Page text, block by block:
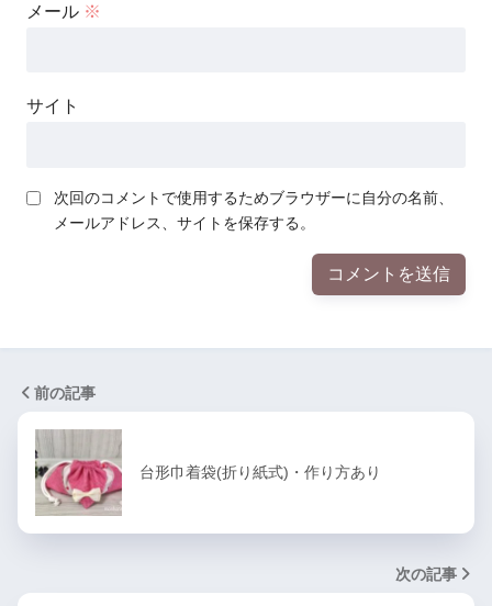
メール ※
サイト
次回のコメントで使用するためブラウザーに自分の名前、
メールアドレス、サイトを保存する。
前の記事
台形巾着袋(折り紙式)・作り方あり
次の記事